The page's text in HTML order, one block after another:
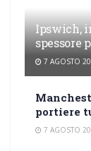
Ipswich,
spessore
7 AGOSTO
portiere
7 AGOSTO